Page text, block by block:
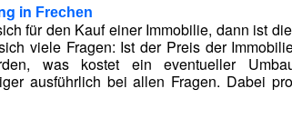
in Frechen
für den Kauf einer Immobilie, dann ist
viele Fragen: Ist der Preis der
was kostet ein eventueller
ausführlich bei allen Fragen. Dabei